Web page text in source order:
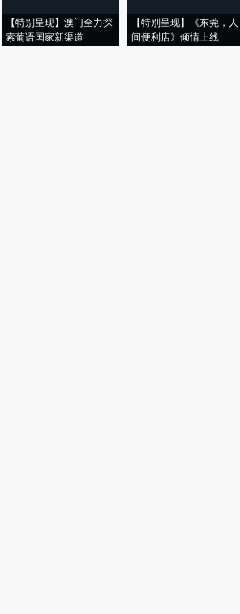
【特别呈现】澳门全力探
索葡语国家新渠道
【特别呈现】《东莞，人
间便利店》倾情上线